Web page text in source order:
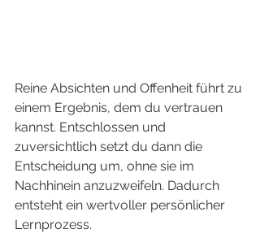
Reine Absichten und Offenheit führt zu
einem Ergebnis, dem du vertrauen
kannst. Entschlossen und
zuversichtlich setzt du dann die
Entscheidung um, ohne sie im
Nachhinein anzuzweifeln. Dadurch
entsteht ein wertvoller persönlicher
Lernprozess.